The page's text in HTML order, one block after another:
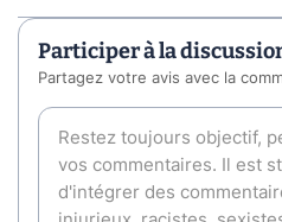
Participer à la
Partagez votre avis avec la